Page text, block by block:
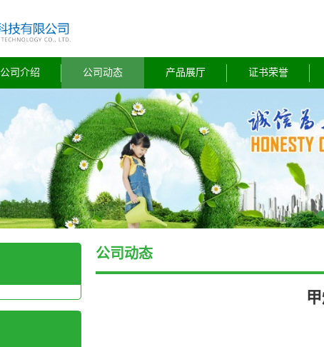
公司介绍 公司动态 产品展厅 证书荣誉
公司动态